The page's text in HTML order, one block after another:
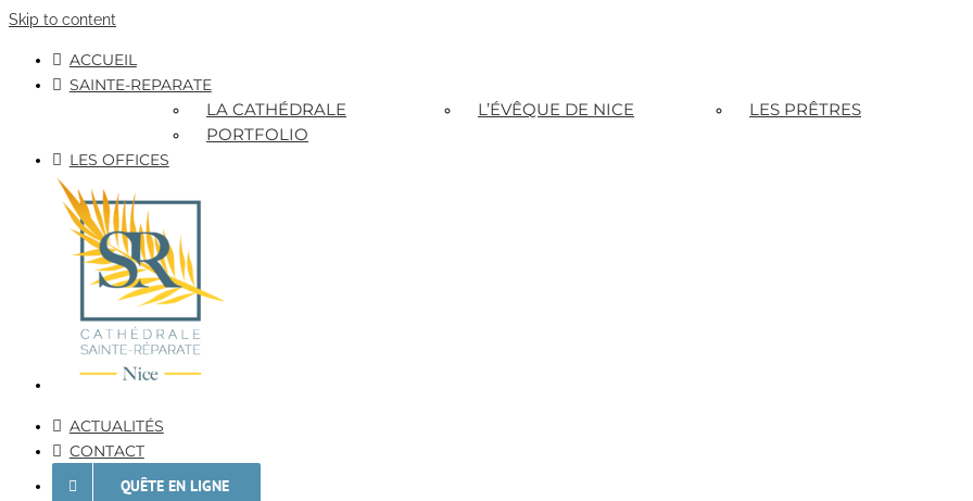
Skip to content
ACCUEIL
SAINTE-REPARATE
LA CATHÉDRALE L’ÉVÊQUE DE NICE LES PRÊTRES
PORTFOLIO
LES OFFICES
ACTUALITÉS
CONTACT
QUÊTE EN LIGNE